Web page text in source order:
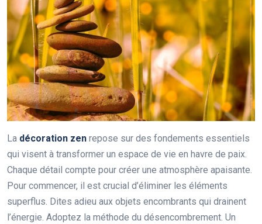
La décoration zen repose sur des fondements essentiels
qui visent à transformer un espace de vie en havre de paix.
Chaque détail compte pour créer une atmosphère apaisante.
Pour commencer, il est crucial d’éliminer les éléments
superflus. Dites adieu aux objets encombrants qui drainent
l’énergie. Adoptez la méthode du désencombrement. Un